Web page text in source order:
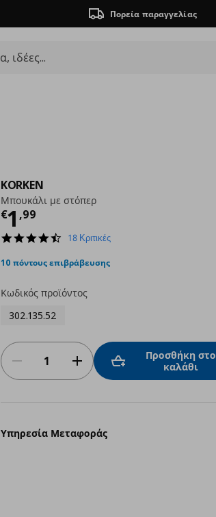
Πορεία παραγγελίας
KORKEN
Μπουκάλι με στόπερ
€1 ,99
Τρέχουσα τιμή
4.7
rating
18 Κριτικές
10 πόντους επιβράβευσης
Κωδικός προϊόντος
302.135.52
Προσθήκη στο
καλάθι
Υπηρεσία Μεταφοράς